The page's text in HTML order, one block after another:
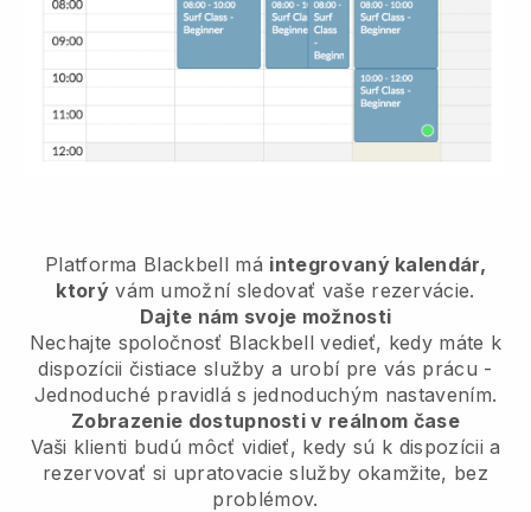
Platforma Blackbell má integrovaný kalendár,
ktorývám umožní sledovať vaše rezervácie.
Dajte nám svoje možnosti
Nechajte spoločnosť Blackbell vedieť, kedy máte k
dispozícii čistiace služby a urobí pre vás prácu -
Jednoduché pravidlá s jednoduchým nastavením.
Zobrazenie dostupnosti v reálnom čase
Vaši klienti budú môcť vidieť, kedy sú k dispozícii a
rezervovať si upratovacie služby okamžite, bez
problémov.